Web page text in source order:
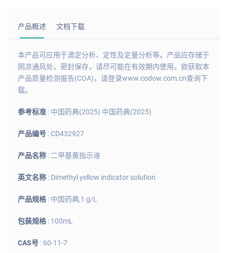
产品概述 文档下载
本产品可应用于滴定分析、定性及定量分析等。产品应存储于
阴凉通风处，密封保存，请尽可能在有效期内使用。欲获取本
产品质量检测报告(COA)，请登录www.codow.com.cn查询下
载。
参考标准 : 中国药典(2025) 中国药典(2025)
产品编号 : CD432927
产品名称 : 二甲基黄指示液
英文名称 : Dimethyl yellow indicator solution
产品规格 : 中国药典,1 g/L
包装规格 : 100mL
CAS号 : 60-11-7